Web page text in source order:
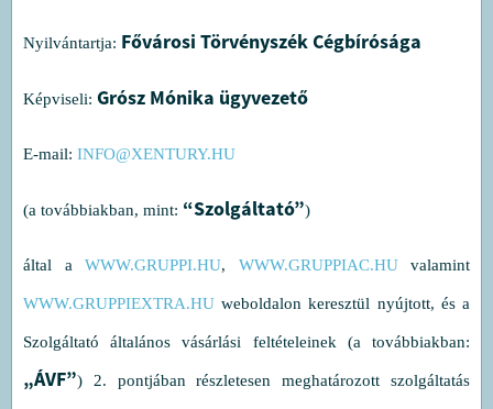
Nyilvántartja: Fővárosi Törvényszék Cégbírósága
Képviseli: Grósz Mónika ügyvezető
E-mail: INFO@XENTURY.HU
(a továbbiakban, mint: “Szolgáltató”)
által a WWW.GRUPPI.HU, WWW.GRUPPIAC.HUvalamint
WWW.GRUPPIEXTRA.HU weboldalon keresztül nyújtott, és a
Szolgáltató általános vásárlási feltételeinek (a továbbiakban:
„ÁVF”) 2. pontjában részletesen meghatározott szolgáltatás